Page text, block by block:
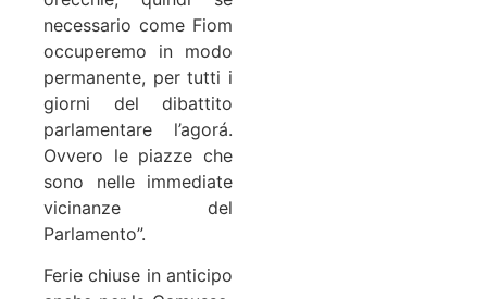
necessario come Fiom
occuperemo in modo
permanente, per tutti i
giorni del dibattito
parlamentare l’agorá.
Ovvero le piazze che
sono nelle immediate
vicinanze del
Parlamento”.
Ferie chiuse in anticipo